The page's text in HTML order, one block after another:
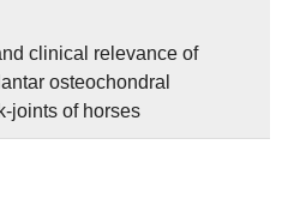
clinical relevance of
osteochondral
joints of horses